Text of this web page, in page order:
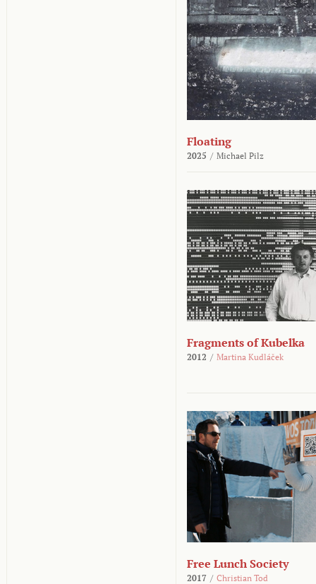
Floating
2025 / Michael Pilz
Fragments of Kubelka
2012 / Martina Kudláček
Free Lunch Society
2017 / Christian Tod